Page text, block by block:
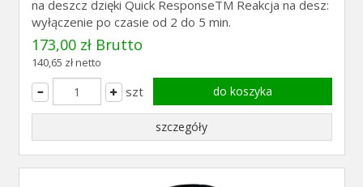
na deszcz dzięki Quick ResponseTM Reakcja na desz:
wyłączenie po czasie od 2 do 5 min.
173,00 zł Brutto
140,65 zł netto
szt do koszyka
szczegóły